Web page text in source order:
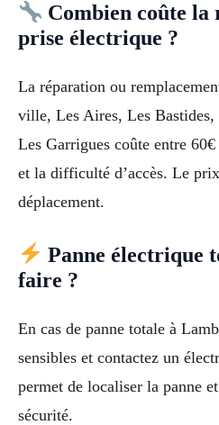
Combien coûte la
prise électrique ?
La réparation ou
ville, Les Aires, Les Bastides,
Les Garrigues coûte entre
et la difficulté d’accès. Le
déplacement.
Panne électrique
faire ?
En cas de panne totale à
sensibles et contactez un
permet de localiser la panne
sécurité.